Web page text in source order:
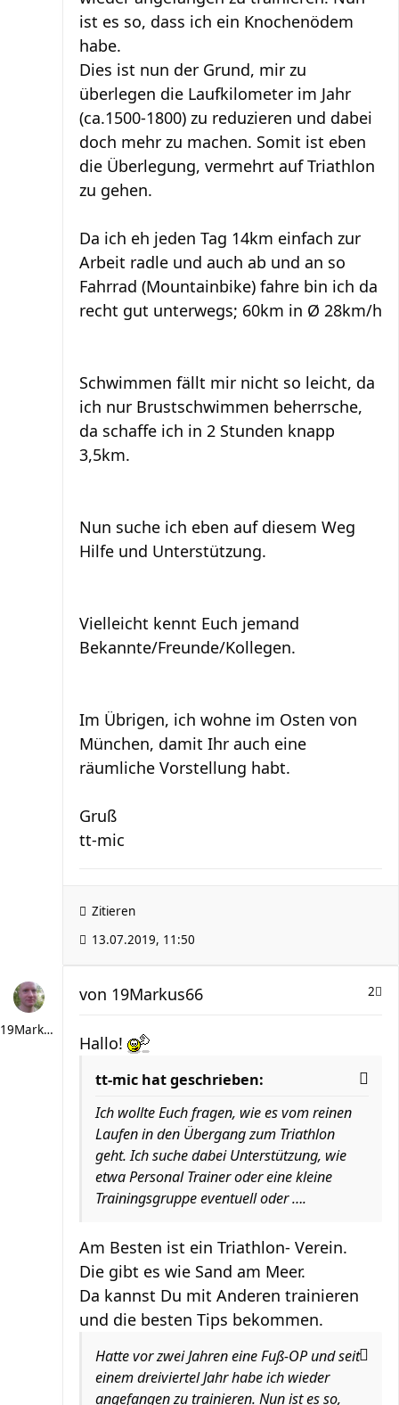
ist es so, dass ich ein Knochenödem
habe.
Dies ist nun der Grund, mir zu
überlegen die Laufkilometer im Jahr
(ca.1500-1800) zu reduzieren und dabei
doch mehr zu machen. Somit ist eben
die Überlegung, vermehrt auf Triathlon
zu gehen.
Da ich eh jeden Tag 14km einfach zur
Arbeit radle und auch ab und an so
Fahrrad (Mountainbike) fahre bin ich da
recht gut unterwegs; 60km in Ø 28km/h
Schwimmen fällt mir nicht so leicht, da
ich nur Brustschwimmen beherrsche,
da schaffe ich in 2 Stunden knapp
3,5km.
Nun suche ich eben auf diesem Weg
Hilfe und Unterstützung.
Vielleicht kennt Euch jemand
Bekannte/Freunde/Kollegen.
Im Übrigen, ich wohne im Osten von
München, damit Ihr auch eine
räumliche Vorstellung habt.
Gruß
tt-mic
Zitieren
13.07.2019, 11:50
19Markus66
2
von 19Markus66
Hallo!
tt-mic hat geschrieben:
Ich wollte Euch fragen, wie es vom reinen
Laufen in den Übergang zum Triathlon
geht. Ich suche dabei Unterstützung, wie
etwa Personal Trainer oder eine kleine
Trainingsgruppe eventuell oder ….
Am Besten ist ein Triathlon- Verein.
Die gibt es wie Sand am Meer.
Da kannst Du mit Anderen trainieren
und die besten Tips bekommen.
Hatte vor zwei Jahren eine Fuß-OP und seit
einem dreiviertel Jahr habe ich wieder
angefangen zu trainieren. Nun ist es so,